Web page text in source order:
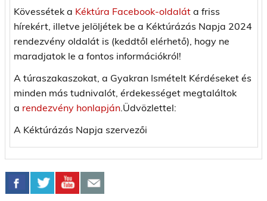
Kövessétek a Kéktúra Facebook-oldaláta friss
hírekért, illetve jelöljétek be a Kéktúrázás Napja 2024
rendezvény oldalát is (keddtől elérhető), hogy ne
maradjatok le a fontos információkról!
A túraszakaszokat, a Gyakran Ismételt Kérdéseket és
minden más tudnivalót, érdekességet megtaláltok
a rendezvény honlapján.Üdvözlettel:
A Kéktúrázás Napja szervezői